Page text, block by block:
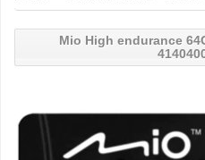
Mio High endurance